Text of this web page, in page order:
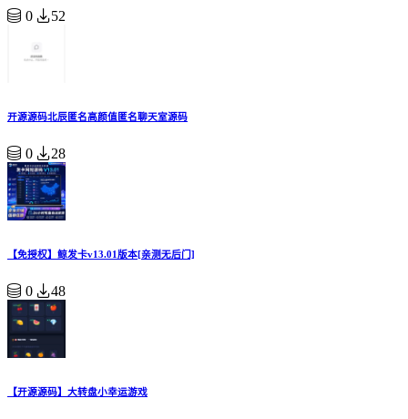
0 52
开源源码北辰匿名高颜值匿名聊天室源码
0 28
【免授权】鲸发卡v13.01版本[亲测无后门]
0 48
【开源源码】大转盘小幸运游戏